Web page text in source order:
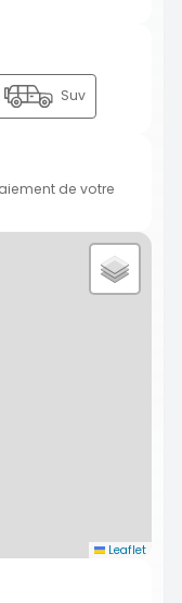
Suv
de votre
Leaflet